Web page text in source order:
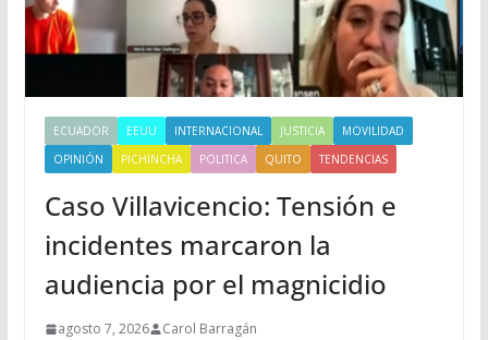
ECUADOR EEUU INTERNACIONAL JUSTICIA
MOVILIDAD
OPINIÓN
PICHINCHA POLITICA QUITO TENDENCIAS
Caso Villavicencio: Tensión e
incidentes marcaron la
audiencia por el magnicidio
agosto 7, 2026 Carol Barragán